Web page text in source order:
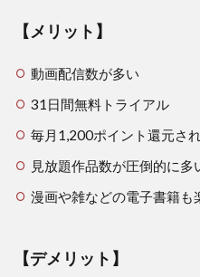
ット】
【デメ
ット】
3.4
プライム
ンプライ
3.4.1
【メリ
【メリット】
動画配信数が多い
31日間無料トライアル
毎月1,200ポイント還元さ
見放題作品数が圧倒的に多
漫画や雑などの電子書籍も
【デメリット】